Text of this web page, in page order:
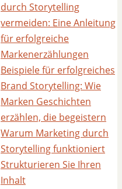
durch Storytelling
vermeiden: Eine Anleitung
für erfolgreiche
Markenerzählungen
Beispiele für erfolgreiches
Brand Storytelling: Wie
Marken Geschichten
erzählen, die begeistern
Warum Marketing durch
Storytelling funktioniert
Strukturieren Sie Ihren
Inhalt